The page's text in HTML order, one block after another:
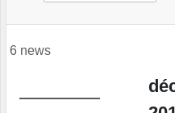
6 news